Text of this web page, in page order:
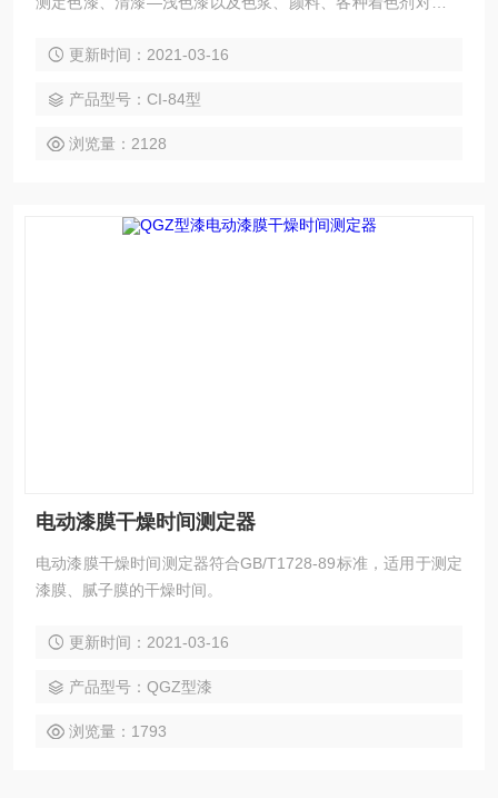
墨、塑料、印染、皮革、 电影放映等行业的产品质量或标准化
更新时间：2021-03-16
产品型号：CI-84型
浏览量：2128
电动漆膜干燥时间测定器
电动漆膜干燥时间测定器符合GB/T1728-89标准，适用于测定
漆膜、腻子膜的干燥时间。
更新时间：2021-03-16
产品型号：QGZ型漆
浏览量：1793